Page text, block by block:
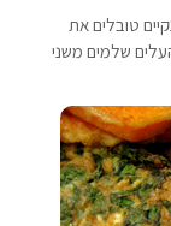
טובלים את
שלמים משני